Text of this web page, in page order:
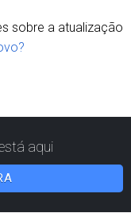
sobre a atualização
aqui